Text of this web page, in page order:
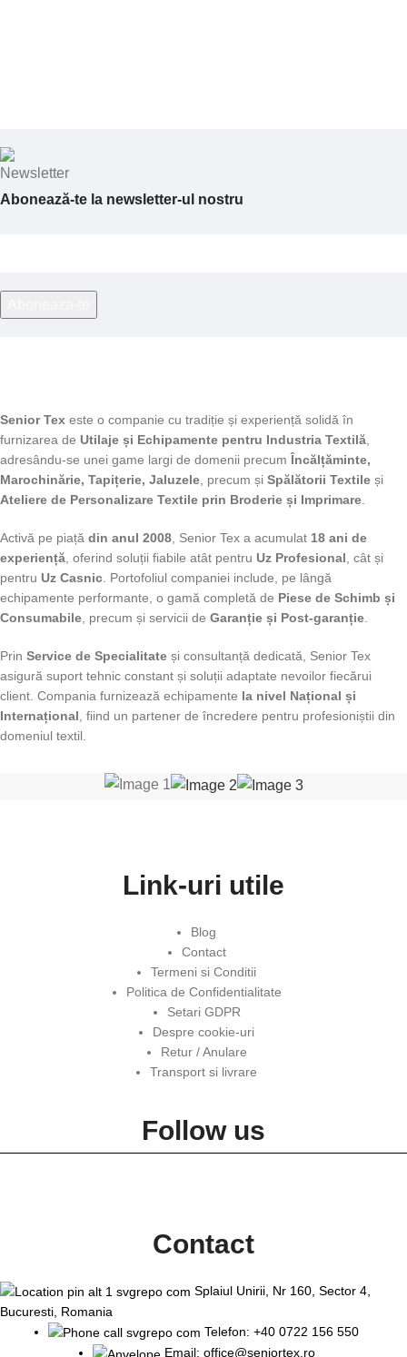
Abonează-te la newsletter-ul nostru
Senior Tex este o companie cu tradiție și experiență solidă în
furnizarea de Utilaje și Echipamente pentru Industria Textilă
adresându-se unei game largi de domenii precum Încălțăminte,
Marochinărie, Tapițerie, Jaluzele , precum și Spălătorii Textile și
Ateliere de Personalizare Textile prin Broderie și Imprimare
Activă pe piață din anul 2008 , Senior Tex a acumulat 18 ani de
experiență , oferind soluții fiabile atât pentru Uz Profesional , cât și
pentru Uz Casnic . Portofoliul companiei include, pe lângă
echipamente performante, o gamă completă de Piese de Schimb și
Consumabile , precum și servicii de Garanție și Post-garanție
Prin Service de Specialitate și consultanță dedicată, Senior Tex
asigură suport tehnic constant și soluții adaptate nevoilor fiecărui
client. Compania furnizează echipamente la nivel Național și
Internațional , fiind un partener de încredere pentru profesioniștii din
domeniul textil.
Link-uri utile
Blog
Contact
Termeni si Conditii
Politica de Confidentialitate
Setari GDPR
Despre cookie-uri
Retur / Anulare
Transport si livrare
Follow us
Contact
Splaiul Unirii, Nr 160, Sector 4,
Bucuresti, Romania
Telefon: +40 0722 156 550
Email: office@seniortex.ro